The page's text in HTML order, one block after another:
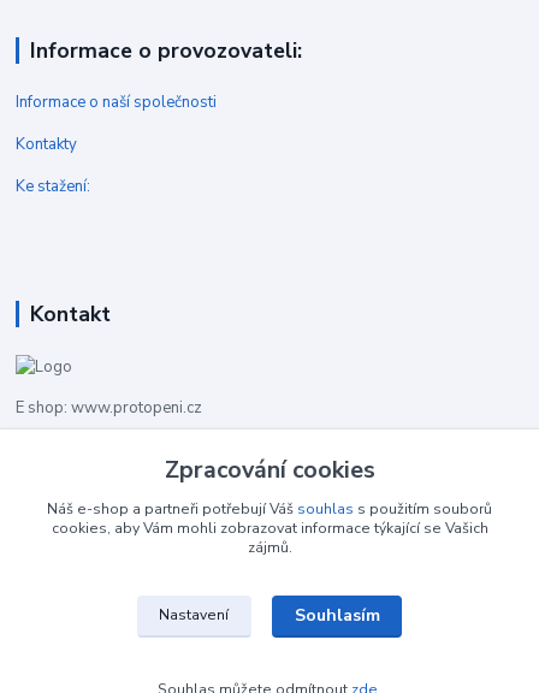
Informace o provozovateli:
Informace o naší společnosti
Kontakty
Ke stažení:
Kontakt
E shop: www.protopeni.cz
+420 483 710 226
info@protopeni.cz
Zpracování cookies
Náš e-shop a partneři potřebují Váš souhlas s použitím souborů
cookies, aby Vám mohli zobrazovat informace týkající se Vašich
zájmů.
Nastavení Souhlasím